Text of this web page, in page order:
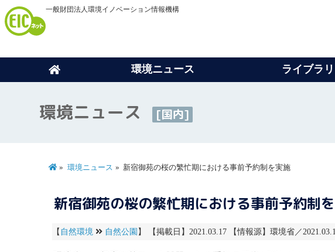
一般財団法人環境イノベーション情報機構
環境ニュース ライブラリ
環境ニュース [国内]
環境ニュース 新宿御苑の桜の繁忙期における事前予約制を実施
新宿御苑の桜の繁忙期における事前予約制
【 自然環境 自然公園 】 【掲載日】2021.03.17 【情報源】環境省／